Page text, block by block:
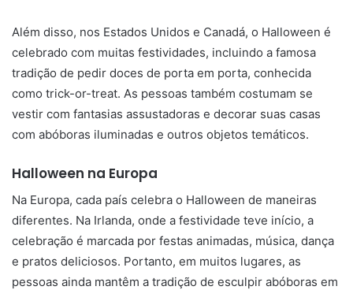
Além disso, nos Estados Unidos e Canadá, o Halloween é
celebrado com muitas festividades, incluindo a famosa
tradição de pedir doces de porta em porta, conhecida
como trick-or-treat. As pessoas também costumam se
vestir com fantasias assustadoras e decorar suas casas
com abóboras iluminadas e outros objetos temáticos.
Halloween na Europa
Na Europa, cada país celebra o Halloween de maneiras
diferentes. Na Irlanda, onde a festividade teve início, a
celebração é marcada por festas animadas, música, dança
e pratos deliciosos. Portanto, em muitos lugares, as
pessoas ainda mantêm a tradição de esculpir abóboras em